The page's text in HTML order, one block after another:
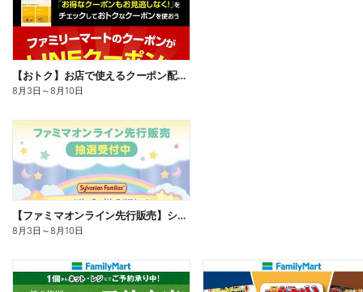
【おトク】お店で使えるクーポン配信中
8月3日 ～8月10日
【ファミマオンライン先行販売】シルバニアファミリー
8月3日 ～8月10日